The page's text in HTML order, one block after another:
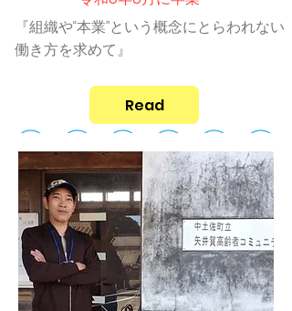
『組織や“本業”という概念にとらわれない
働き方を求めて』
Read